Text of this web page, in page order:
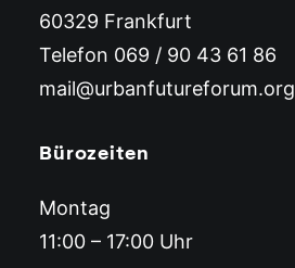
60329 Frankfurt
Telefon 069 / 90 43 61 86
mail@urbanfutureforum.org
Bürozeiten
Montag
11:00 – 17:00 Uhr